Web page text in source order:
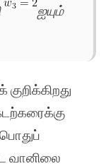
ஐயும்
வானிலை